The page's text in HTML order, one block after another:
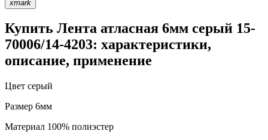
xmark
Купить Лента атласная 6мм серый 15-
70006/14-4203: характеристики,
описание, применение
Цвет серый
Размер 6мм
Материал 100% полиэстер